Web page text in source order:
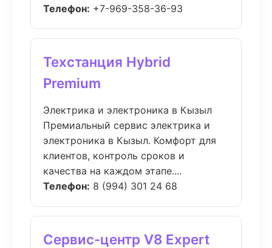
Телефон: +7-969-358-36-93
Техстанция Hybrid
Premium
Электрика и электроника в Кызыл
Премиальный сервис электрика и
электроника в Кызыл. Комфорт для
клиентов, контроль сроков и
качества на каждом этапе....
Телефон: 8 (994) 301 24 68
Сервис-центр V8 Expert